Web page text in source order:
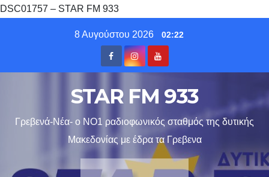
DSC01757 – STAR FM 933
8 Αυγούστου 2026 02:22
STAR FM 933
Γρεβενά-Νέα- ο ΝΟ1 ραδιοφωνικός σταθμός της δυτικής
Μακεδονίας με έδρα τα Γρεβενα